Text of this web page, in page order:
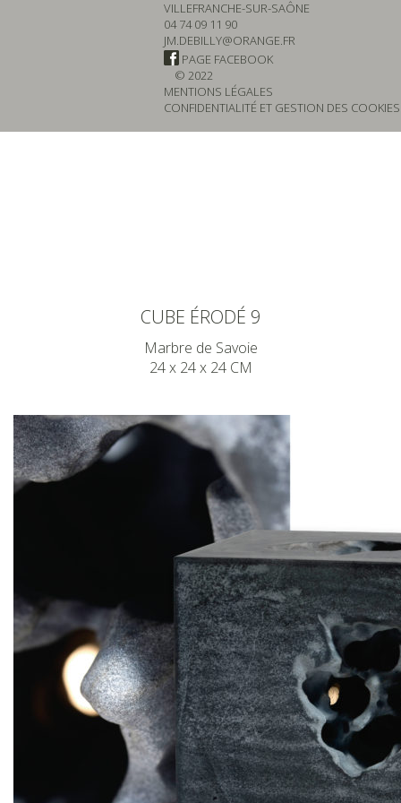
VILLEFRANCHE-SUR-SAÔNE
04 74 09 11 90
JM.DEBILLY@ORANGE.FR
PAGE FACEBOOK
© 2022
MENTIONS LÉGALES
CONFIDENTIALITÉ ET GESTION DES COOKIES
CUBE ÉRODÉ 9
Marbre de Savoie
24 x 24 x 24 CM